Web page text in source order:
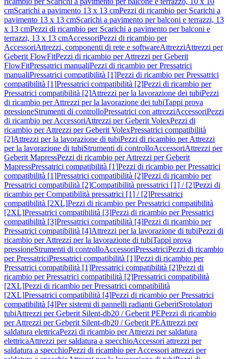
cmScarichi a pavimento 13 x 13 cmPezzi di ricambio per Scarichi a
pavimento 13 x 13 cmScarichi a pavimento per balconi e terrazzi, 13
x 13 cmPezzi di ricambio per Scarichi a pavimento per balconi e
terrazzi, 13 x 13 cmAccessoriPezzi di ricambio per
AccessoriAttrezzi, componenti di rete e softwareAttrezziAttrezzi per
Geberit FlowFitPezzi di ricambio per Attrezzi per Geberit
FlowFitPressatrici manualiPezzi di ricambio per Pressatrici
manualiPressatrici compatibilità [1]Pezzi di ricambio per Pressatrici
compatibilità [1]Pressatrici compatibilità [2]Pezzi di ricambio per
Pressatrici compatibilità [2]Attrezzi per la lavorazione dei tubiPezzi
di ricambio per Attrezzi per la lavorazione dei tubiTappi prova
pressioneStrumenti di controlloPressatrici con attrezziAccessoriPezzi
di ricambio per AccessoriAttrezzi per Geberit VolexPezzi di
ricambio per Attrezzi per Geberit VolexPressatrici compatibilità
[2]Attrezzi per la lavorazione di tubiPezzi di ricambio per Attrezzi
per la lavorazione di tubiStrumenti di controlloAccessoriAttrezzi per
Geberit MapressPezzi di ricambio per Attrezzi per Geberit
MapressPressatrici compatibilità [1]Pezzi di ricambio per Pressatrici
compatibilità [1]Pressatrici compatibilità [2]Pezzi di ricambio per
Pressatrici compatibilità [2]Compatibilità pressatrici [1] / [2]Pezzi di
ricambio per Compatibilità pressatrici [1] / [2]Pressatrici
compatibilità [2XL]Pezzi di ricambio per Pressatrici compatibilità
[2XL]Pressatrici compatibilità [3]Pezzi di ricambio per Pressatrici
compatibilità [3]Pressatrici compatibilità [4]Pezzi di ricambio per
Pressatrici compatibilità [4]Attrezzi per la lavorazione di tubiPezzi di
ricambio per Attrezzi per la lavorazione di tubiTappi prova
pressioneStrumenti di controlloAccessoriPressatriciPezzi di ricambio
per PressatriciPressatrici compatibilità [1]Pezzi di ricambio per
Pressatrici compatibilità [1]Pressatrici compatibilità [2]Pezzi di
ricambio per Pressatrici compatibilità [2]Pressatrici compatibilità
[2XL]Pezzi di ricambio per Pressatrici compatibilità
[2XL]Pressatrici compatibilità [4]Pezzi di ricambio per Pressatrici
compatibilità [4]Per sistemi di pannelli radianti GeberitSrotolatori
tubiAttrezzi per Geberit Silent-db20 / Geberit PEPezzi di ricambio
per Attrezzi per Geberit Silent-db20 / Geberit PEAttrezzi per
saldatura elettricaPezzi di ricambio per Attrezzi per saldatura
elettricaAttrezzi per saldatura a specchioAccessori attrezzi per
saldatura a specchioPezzi di ricambio per Accessori attrezzi per